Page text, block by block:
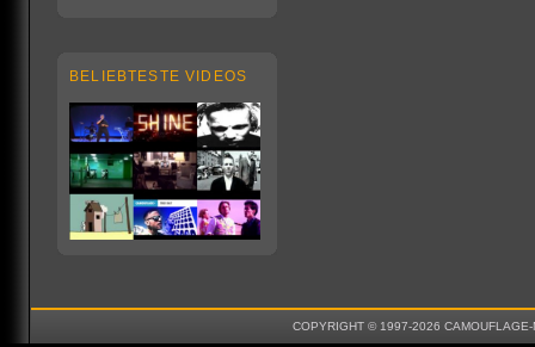
BELIEBTESTE VIDEOS
COPYRIGHT © 1997-2026 CAMOUFLAGE-